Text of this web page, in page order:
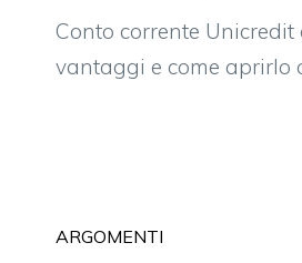
Conto corrente Unicredit
vantaggi e come aprirlo
ARGOMENTI